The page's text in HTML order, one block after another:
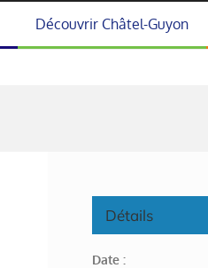
Découvrir Châtel-Guyon
Détails
Date :